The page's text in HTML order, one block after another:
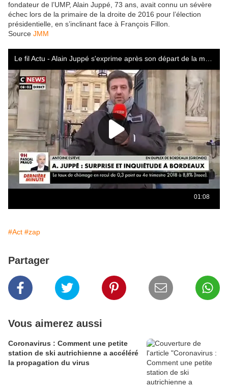
fondateur de l’UMP, Alain Juppé, 73 ans, avait connu un sévère
échec lors de la primaire de la droite de 2016 pour l’élection
présidentielle, en s’inclinant face à François Fillon.
Source JMM
#Act #zap
Partager
Vous aimerez aussi
Coronavirus : Comment une petite
station de ski autrichienne a accéléré
la propagation du virus